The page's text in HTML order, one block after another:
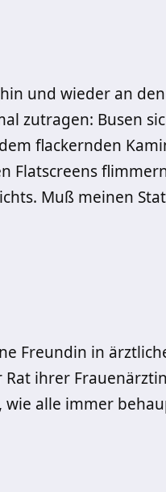
und wieder an
zutragen: Busen
flackernden
Flatscreens
Muß meinen
Freundin in
ihrer
alle immer